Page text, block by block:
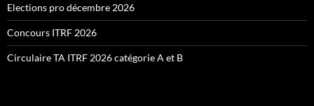
Elections pro décembre 2026
Concours ITRF 2026
Circulaire TA ITRF 2026 catégorie A et B